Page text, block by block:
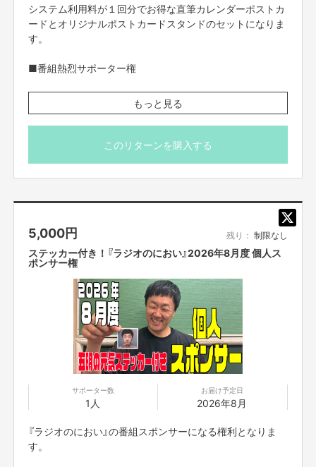
システム利用料が１回分でお得な直筆カレンダーポストカ
ードとオリジナルポストカードスタンドのセットになりま
す。
■番組熱烈サポーター権
「番組をすごく応援したい！」方の番組熱烈サポーターにな
っていただく権利です。
支援者様には五明より愛を込めた直筆イラストとメッセー
※番組制作費に充てさせていただきます。
※イラスト、吹き出し部分は直筆、カレンダー部分は印刷
となります。
※吹き出しの中に「〇〇さんへ」とお名前を書かせていただ
きますので、ご指定ございましたら備考欄にお願いいたし
※吹き出し内、希望するコメントや台詞がございましたら
20文字以内でご指定ください。ご指定がない場合は五明本
人が感謝のコメントを書かせていただきます。
※画像はイメージです
※送料はご支援額に含まれております
※国内発送のみに限らせていただきます
■オリジナルポストカードスタンド
番組オリジナルの木製のポストカードスタンドです。五明
手書き刻印の番組名とロゴが入ります。
もっと見る
このリターンを購入する
5,000円 残り： 制限なし
ステッカー付き！『ラジオのにおい』2026年8月度 個人ス
ポンサー権
サポーター数
1人
お届け予定日
2026年8月
『ラジオのにおい』の番組スポンサーになる権利となりま
す。